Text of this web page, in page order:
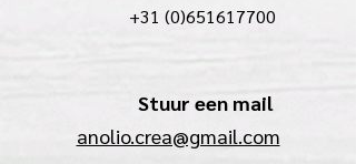
+31 (0)651617700
Stuur een mail
anolio.crea@gmail.com